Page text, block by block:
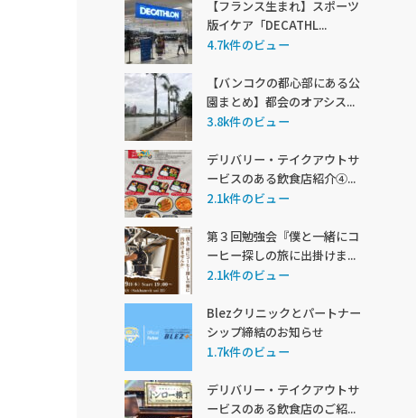
【フランス生まれ】スポーツ
版イケア「DECATHL...
4.7k件のビュー
【バンコクの都心部にある公
園まとめ】都会のオアシス...
3.8k件のビュー
デリバリー・テイクアウトサ
ービスのある飲食店紹介④...
2.1k件のビュー
第３回勉強会『僕と一緒にコ
ーヒー探しの旅に出掛けま...
2.1k件のビュー
Blezクリニックとパートナー
シップ締結のお知らせ
1.7k件のビュー
デリバリー・テイクアウトサ
ービスのある飲食店のご紹...